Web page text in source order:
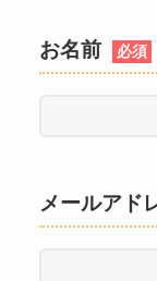
お名前 必須
メールアド